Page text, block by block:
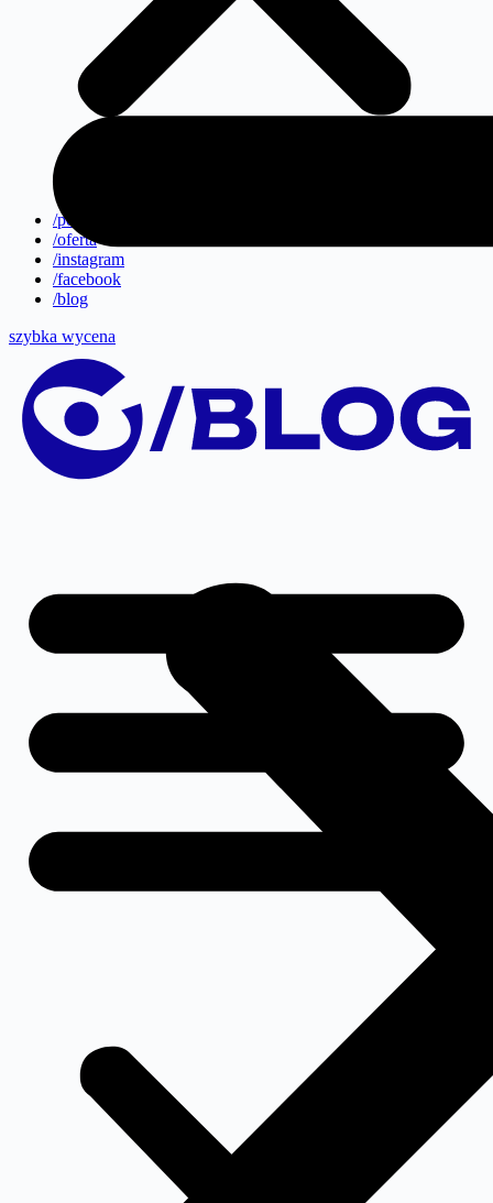
/portfolio
/oferta
/instagram
/facebook
/blog
szybka wycena